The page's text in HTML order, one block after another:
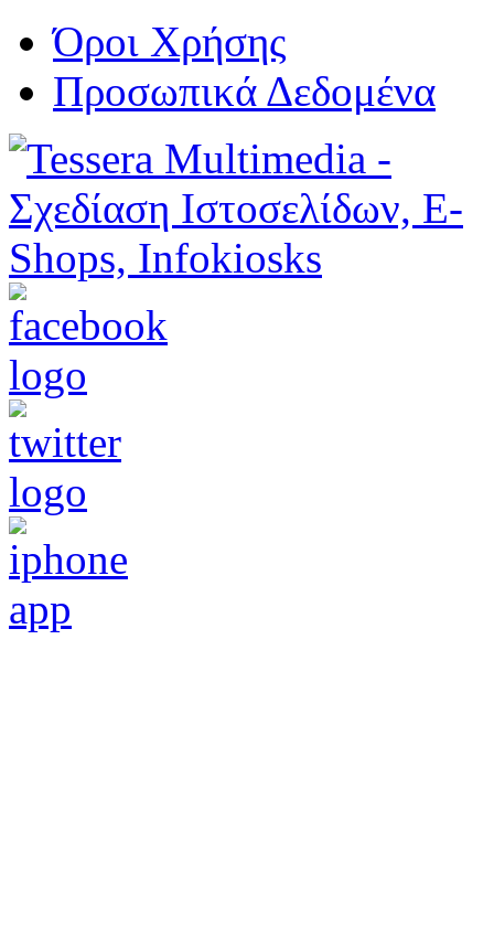
Όροι Χρήσης
Προσωπικά Δεδομένα